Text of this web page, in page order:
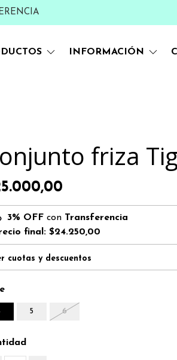
INFORMACIÓN
friza
3% OFFcon Transferencia
final: $24.250,00
cuotas y descuentos
5 6